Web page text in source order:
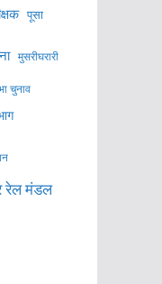
पूसा
मुसरीघरारी
चुनाव
रेल मंडल